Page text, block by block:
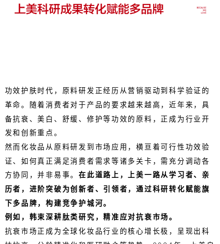
功效护肤时代，原料研发正经历从营销驱动到科学验证的
革命。随着消费者对于产品的要求越来越高，近年来，具
备抗衰、美白、舒缓、修护等功效的原料，正成为行业开
发和创新重点。
然而化妆品从原料研发到市场应用，横亘着可行性功效验
证、如何真正满足消费者需求等诸多关卡，需充分调动各
方协同，并非易事。在此道路上，上美一路从学习者、亲
历者，进阶突破为创新者、引领者，通过科研转化赋能旗
下多品牌，构建竞争护城河。
例如，韩束深耕肽类研究，精准应对抗衰市场。
抗衰市场正成为全球化妆品行业的核心增长极，呈现出科